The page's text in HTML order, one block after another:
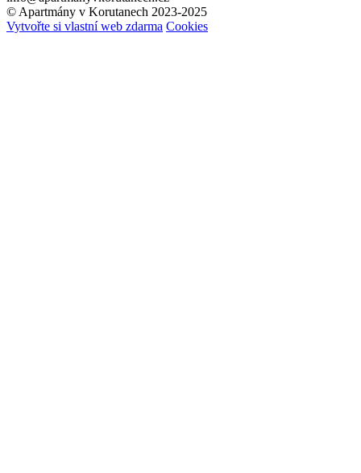
© Apartmány v Korutanech 2023-2025
Vytvořte si vlastní web zdarma Cookies